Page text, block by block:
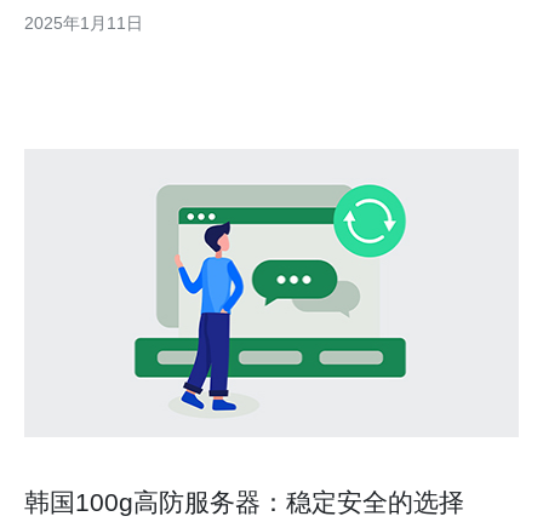
2025年1月11日
韩国100g高防服务器：稳定安全的选择